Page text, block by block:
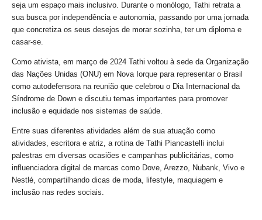
seja um espaço mais inclusivo. Durante o monólogo, Tathi retrata a
sua busca por independência e autonomia, passando por uma jornada
que concretiza os seus desejos de morar sozinha, ter um diploma e
casar-se.
Como ativista, em março de 2024 Tathi voltou à sede da Organização
das Nações Unidas (ONU) em Nova Iorque para representar o Brasil
como autodefensora na reunião que celebrou o Dia Internacional da
Síndrome de Down e discutiu temas importantes para promover
inclusão e equidade nos sistemas de saúde.
Entre suas diferentes atividades além de sua atuação como
atividades, escritora e atriz, a rotina de Tathi Piancastelli inclui
palestras em diversas ocasiões e campanhas publicitárias, como
influenciadora digital de marcas como Dove, Arezzo, Nubank, Vivo e
Nestlé, compartilhando dicas de moda, lifestyle, maquiagem e
inclusão nas redes sociais.